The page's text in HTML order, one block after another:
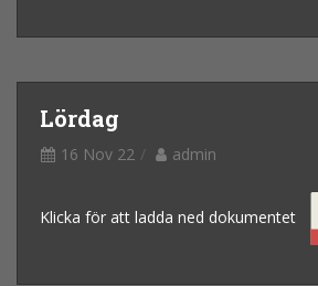
Lördag
16 Nov 22 admin
Klicka för att ladda ned dokumentet